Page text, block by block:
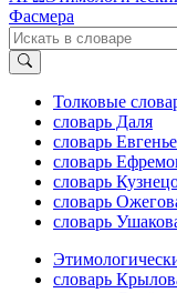
Фасмера
Толковые
словарь Даля
словарь
словарь
словарь
словарь
словарь
словарь